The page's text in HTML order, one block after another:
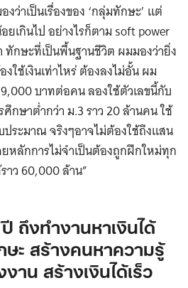
งว่าเป็นเรื่องของ ‘กลุ่มทักษะ’ แต่
ยเกินไป อย่างไรก็ตาม soft power
กษะที่เป็นพื้นฐานชีวิต ผมมองว่ายิ่ง
ใช้เงินเท่าไหร่ ต้องลงไม่อั้น ผม
บาทต่อคน ลองใช้ตัวเลขนี้กับ
กษาต่ำกว่า ม.3 ราว 20 ล้านคน ใช้
ประมาณ จริงๆอาจไม่ต้องใช้ถึงแสน
หลักการไม่จำเป็นต้องถูกฝึกใหม่ทุก
ว 60,000 ล้าน”
ถึงทำงานหาเงินได้
ะ สร้างคนหาความรู้
าน สร้างเงินได้เร็ว